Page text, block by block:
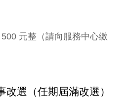
元整（請向服務中心繳
改選（任期屆滿改選）